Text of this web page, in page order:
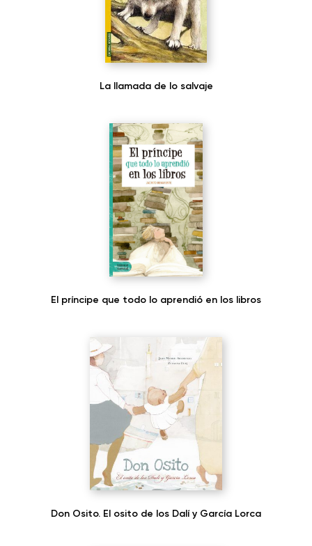
La llamada de lo salvaje
El príncipe que todo lo aprendió en los libros
Don Osito. El osito de los Dalí y García Lorca